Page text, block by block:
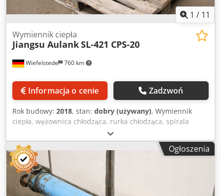
1 / 11
Wiefelstede 760 km
Wymiennik ciepła
Jiangsu AulankSL-421 CPS-20
Informacja o cenie Zadzwoń
Rok budowy: 2018, stan: dobry (używany), Wymiennik
ciepła, wężownica chłodząca, rurka chłodząca, spirala
chłodząca, wymiennik ciepła płaszczowo-rurowy, chłodnica
oleju Dcjdpfexl R Rnex Abtok - Producent: Jiangsu,
wymiennik ciepła typ SL-421 - Pompa: Aulank CPS-20 1,5
kW - Wydajność: 180 l/min - Zbiornik: stal nierdzewna, z
wskaźnikiem poziomu - Wymiary transportowe:
1180/780/H760 mm - Waga: 80 kg
Ogłoszenia